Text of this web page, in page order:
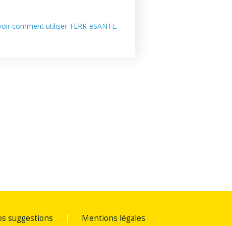
comment utiliser TERR-eSANTE.
suggestions Mentions légales